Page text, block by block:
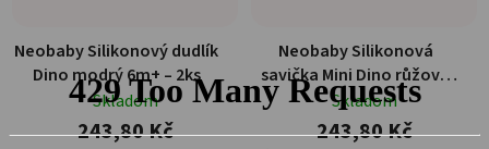
Neobaby Silikonový dudlík
Dino modrý 6m+ – 2ks
Skladom
243,80 Kč
Neobaby Silikonová
savička Mini Dino růžová
0m+ – 2ks
Skladom
243,80 Kč